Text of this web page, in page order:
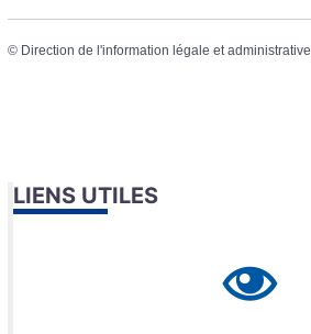
© Direction de l'information légale et administrative
LIENS UTILES